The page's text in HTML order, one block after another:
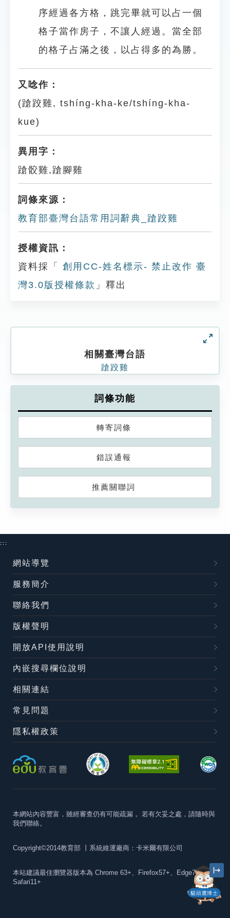
序經過各方格，跳完畢就可以占一個
格子當作房子，不讓人經過。當全部
的格子占滿之後，以占得多的為勝。
又唸作：
(蹌跤雞, tshíng-kha-ke/tshíng-kha-
kue)
異用字：
蹌骹雞,蹌腳雞
詞條來源：
教育部臺灣台語常用詞辭典_蹌跤雞
授權資訊：
資料採「
創用CC-姓名標示- 禁止改作 臺
灣3.0版授權條款 」釋出
相關臺灣台語
蹌跤雞
詞條功能
轉寄詞條
錯誤通報
推薦關聯詞
貓頭鷹博士
:::
網站導覽
服務簡介
聯絡我們
版權聲明
開放API使用說明
內嵌搜尋欄位說明
相關連結
常見問題
隱私權政策
本網站內容豐富，雖經審查仍有可能疏漏， 若有欠妥之處，請隨時與
我們聯絡。
Copyright©2014教育部 丨系統維運廠商：卡米爾有限公司
本站建議最佳瀏覽器版本為 Chrome 63+、Firefox57+、Edge79+及
Safari11+